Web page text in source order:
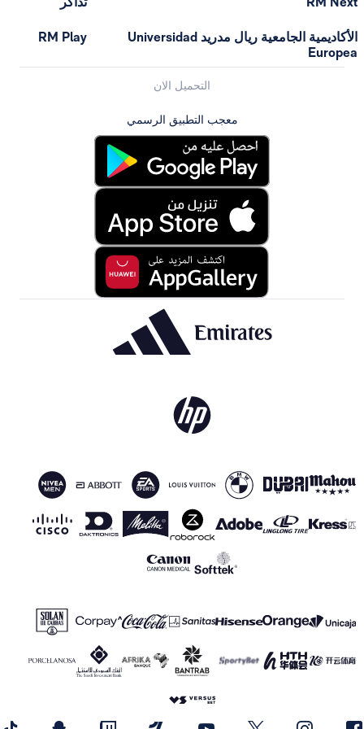
الأكاديمية الجامعية ريال مدريد Universidad
Europea
RM Play
التحميل الان
معجب التطبيق الرسمي